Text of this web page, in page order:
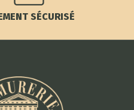
SÉCURISÉ